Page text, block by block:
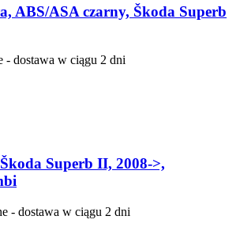
ABS/ASA czarny, Škoda Superb
- dostawa w ciągu 2 dni
Superb II, 2008->,
- dostawa w ciągu 2 dni